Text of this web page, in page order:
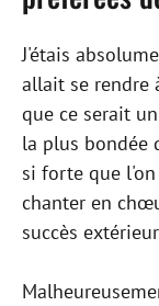
J'étais
allait se rendre
que ce serait
la plus bondée
si forte que
chanter en
succès